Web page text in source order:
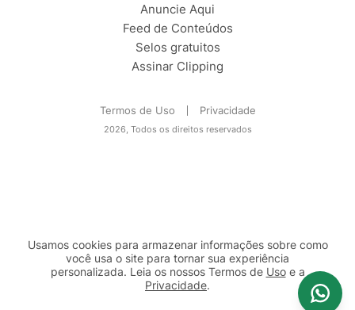
Anuncie Aqui
Feed de Conteúdos
Selos gratuitos
Assinar Clipping
Termos de Uso Privacidade
2026, Todos os direitos reservados
Usamos cookies para armazenar informações sobre como
você usa o site para tornar sua experiência
personalizada. Leia os nossos Termos de Usoe a
Privacidade.